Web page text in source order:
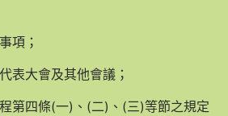
項；
表大會及其他會議；
第四條(一)、(二)、(三)等節之規定